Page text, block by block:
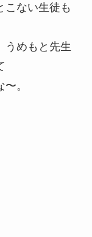
こない生徒も
うめもと先生
。